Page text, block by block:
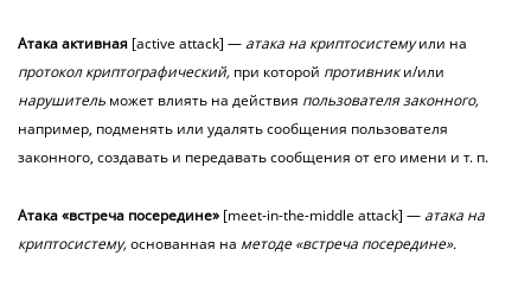
Атакаактивная [active attack] — атака на криптосистемуили на
протокол криптографический, при которой противники/или
нарушитель может влиять на действия пользователя законного,
например, подменять или удалять сообщения пользователя
законного, создавать и передавать сообщения от его имени и т. п.
Атака«встреча посередине» [meet-in-the-middle attack] — атака на
криптосистему,основанная на методе «встреча посередине».